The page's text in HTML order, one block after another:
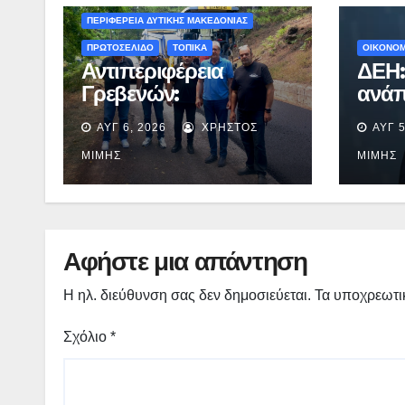
ΠΕΡΙΦΕΡΕΙΑ ΔΥΤΙΚΗΣ ΜΑΚΕΔΟΝΙΑΣ
ΠΡΩΤΟΣΕΛΙΔΟ ΤΟΠΙΚΑ
Αντιπεριφέρεια
Γρεβενών:
Ολοκληρώνεται η
ασφαλτόστρωση της
οδού Περιβόλι –
Αβδέλλα
ΑΥΓ 6, 2026 ΧΡΉΣΤΟΣ
ΜΊΜΗΣ
ΔΕΗ:
ΑΥΓ
ΜΊΜΗΣ
Αφήστε μια απάντηση
Η ηλ. διεύθυνση σας δεν δημοσιεύεται. Τα
Σχόλιο *